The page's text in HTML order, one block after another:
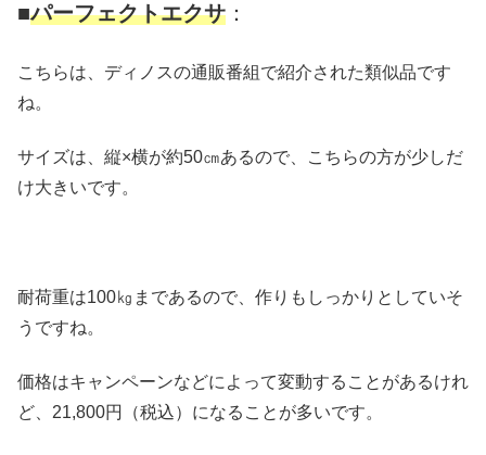
■パーフェクトエクサ ：
こちらは、ディノスの通販番組で紹介された類似品です
ね。
サイズは、縦×横が約50㎝あるので、こちらの方が少しだ
け大きいです。
耐荷重は100㎏まであるので、作りもしっかりとしていそ
うですね。
価格はキャンペーンなどによって変動することがあるけれ
ど、21,800円（税込）になることが多いです。